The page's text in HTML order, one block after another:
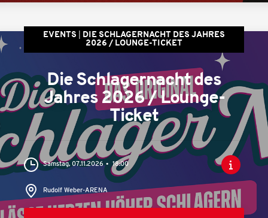
EVENTS
DIE SCHLAGERNACHT DES JAHRES
2026 / LOUNGE-TICKET
Die Schlagernacht des
Jahres 2026 / Lounge-
Ticket
Samstag, 07.11.2026 18:00
Rudolf Weber-ARENA